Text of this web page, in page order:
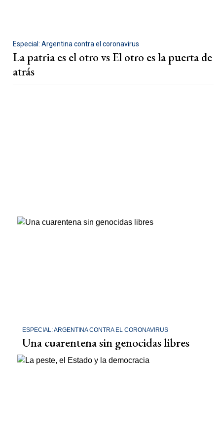
Especial: Argentina contra el coronavirus
La patria es el otro vs El otro es la puerta de
atrás
ESPECIAL: ARGENTINA CONTRA EL CORONAVIRUS
Una cuarentena sin genocidas libres